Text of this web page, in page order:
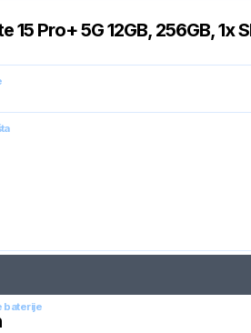
15 Pro+ 5G 12GB, 256GB, 1x
baterije